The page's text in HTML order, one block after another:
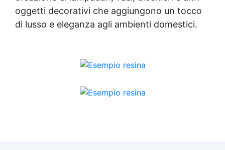
oggetti decorativi che aggiungono un tocco
di lusso e eleganza agli ambienti domestici.